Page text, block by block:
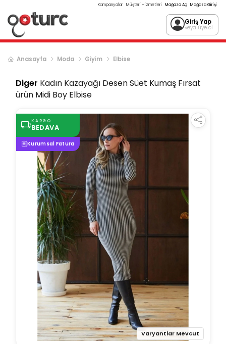
Kampanyalar Müşteri Hizmetleri Mağaza Aç Mağaza Girişi
Giriş Yap
veya üye ol
Anasayfa Moda Giyim Elbise
Diger Kadın Kazayağı Desen Süet Kumaş Fırsat
ürün Midi Boy Elbise
KARGO
BEDAVA
Kurumsal Fatura
Varyantlar Mevcut